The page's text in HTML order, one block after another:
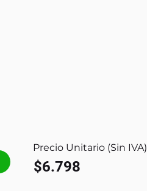
Precio Unitario (Sin IVA)
$6.798